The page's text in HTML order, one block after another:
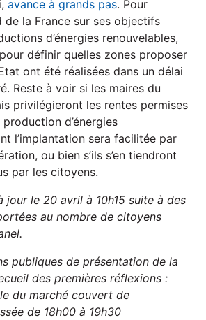
avance à grands pas. Pour
la France sur ses objectifs
d’énergies renouvelables,
définir quelles zones proposer
ont été réalisées dans un délai
Reste à voir si les maires du
privilégieront les rentes permises
d’énergies
l’implantation sera facilitée par
ou bien s’ils s’en tiendront
par les citoyens.
jour le 20 avril à 10h15 suite à des
au nombre de citoyens
publiques de présentation de la
des premières réflexions :
du marché couvert de
de 18h00 à 19h30